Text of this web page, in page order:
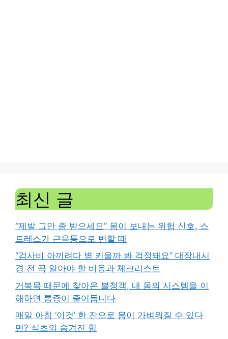
최신 글
“제발 그만 좀 받으세요” 몸이 보내는 위험 신호, 스
트레스가 근육통으로 변할 때
“검사비 아끼려다 병 키울까 봐 걱정돼요” 대장내시
경 전 꼭 알아야 할 비용과 체크리스트
거북목 때문에 찾아온 불청객, 내 몸의 시스템을 이
해하면 통증이 줄어듭니다
매일 아침 ‘이것’ 한 잔으로 몸이 가벼워질 수 있다
면? 식초의 숨겨진 힘